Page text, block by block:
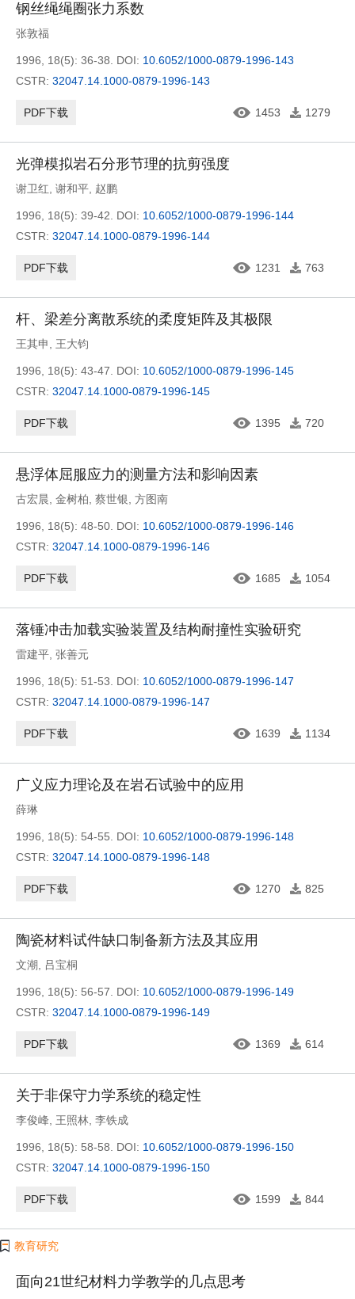
钢丝绳绳圈张力系数
张敦福
1996, 18(5): 36-38. DOI: 10.6052/1000-0879-1996-143
CSTR: 32047.14.1000-0879-1996-143
PDF下载 1453 1279
光弹模拟岩石分形节理的抗剪强度
谢卫红 谢和平 赵鹏
1996, 18(5): 39-42. DOI: 10.6052/1000-0879-1996-144
CSTR: 32047.14.1000-0879-1996-144
PDF下载 1231 763
杆、梁差分离散系统的柔度矩阵及其极限
王其申 王大钧
1996, 18(5): 43-47. DOI: 10.6052/1000-0879-1996-145
CSTR: 32047.14.1000-0879-1996-145
PDF下载 1395 720
悬浮体屈服应力的测量方法和影响因素
古宏晨 金树柏 蔡世银 方图南
1996, 18(5): 48-50. DOI: 10.6052/1000-0879-1996-146
CSTR: 32047.14.1000-0879-1996-146
PDF下载 1685 1054
落锤冲击加载实验装置及结构耐撞性实验研究
雷建平 张善元
1996, 18(5): 51-53. DOI: 10.6052/1000-0879-1996-147
CSTR: 32047.14.1000-0879-1996-147
PDF下载 1639 1134
广义应力理论及在岩石试验中的应用
薛琳
1996, 18(5): 54-55. DOI: 10.6052/1000-0879-1996-148
CSTR: 32047.14.1000-0879-1996-148
PDF下载 1270 825
陶瓷材料试件缺口制备新方法及其应用
文潮 吕宝桐
1996, 18(5): 56-57. DOI: 10.6052/1000-0879-1996-149
CSTR: 32047.14.1000-0879-1996-149
PDF下载 1369 614
关于非保守力学系统的稳定性
李俊峰 王照林 李铁成
1996, 18(5): 58-58. DOI: 10.6052/1000-0879-1996-150
CSTR: 32047.14.1000-0879-1996-150
PDF下载 1599 844
教育研究
面向21世纪材料力学教学的几点思考